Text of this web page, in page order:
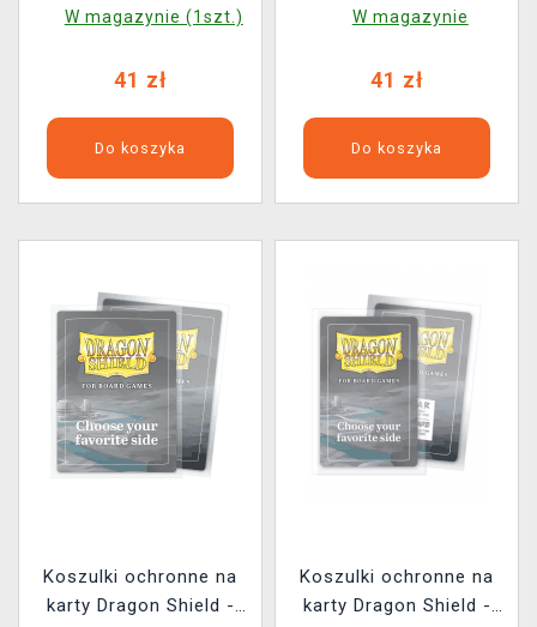
Ember (100 szt.)
W magazynie (1szt.)
41 zł
Do koszyka
Lightning (100 szt.)
W magazynie
41 zł
Do koszyka
Koszulki ochronne na
karty Dragon Shield -
Koszulki ochronne na
karty Dragon Shield -